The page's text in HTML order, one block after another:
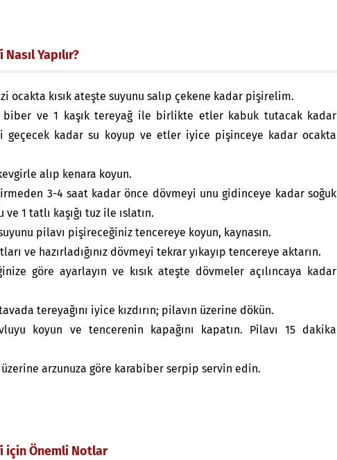
Yapılır?
ocakta kısık ateşte suyunu salıp çekene kadar pişirelim.
biber ve 1 kaşık tereyağ ile birlikte etler kabuk tutacak kadar
geçecek kadar su koyup ve etler iyice pişinceye kadar ocakta
alıp kenara koyun.
3-4 saat kadar önce dövmeyi unu gidinceye kadar soğuk
1 tatlı kaşığı tuz ile ıslatın.
pilavı pişireceğiniz tencereye koyun, kaynasın.
ve hazırladığınız dövmeyi tekrar yıkayıp tencereye aktarın.
göre ayarlayın ve kısık ateşte dövmeler açılıncaya kadar
tereyağını iyice kızdırın; pilavın üzerine dökün.
koyun ve tencerenin kapağını kapatın. Pilavı 15 dakika
üzerine arzunuza göre karabiber serpip servin edin.
için Önemli Notlar